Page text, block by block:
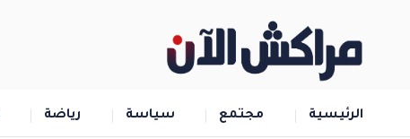
الرئيسية مجتمع سياسة رياضة